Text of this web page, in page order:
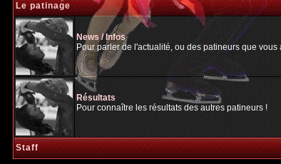
Le patinage
News / Infos
Pour parler de l'actualité, ou des patineurs que
Résultats
Pour connaître les résultats des autres patineurs !
Staff